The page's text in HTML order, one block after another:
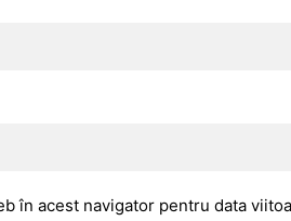
în acest navigator pentru data